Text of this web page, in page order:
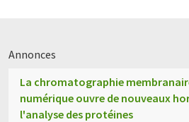
Annonces
La chromatographie
numérique ouvre de nouveaux
l'analyse des protéines